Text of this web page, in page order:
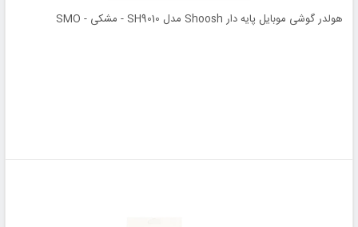
هولدر گوشی موبایل پایه دار Shoosh مدل SH9010 - مشکی - SMO